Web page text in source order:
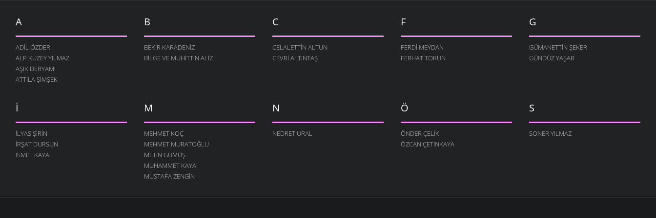
KASIM 2007
AYAĞINDA İKI ÇORAP
CELALETTIN ALTUN
KASIM 2007
A
ADIL ÖZDER
ALP KUZEY YILMAZ
AŞIK DERYAMI
ATTILA ŞIMŞEK
B
BEKIR KARADENIZ
BILGE VE MUHITTIN ALIZ
C
CELALETTIN ALTUN
CEVRI ALTINTAŞ
F
FERDI MEYDAN
FERHAT TORUN
G
GÜMANETTIN ŞEKER
GÜNDÜZ YAŞAR
I
İLYAS ŞIRIN
İRŞAT DURSUN
ISMET KAYA
M
MEHMET KOÇ
MEHMET MURATOĞLU
METIN GÜMÜŞ
MUHAMMET KAYA
MUSTAFA ZENGIN
N
NEDRET URAL
Ö
ÖNDER ÇELIK
ÖZCAN ÇETINKAYA
S
SONER YILMAZ